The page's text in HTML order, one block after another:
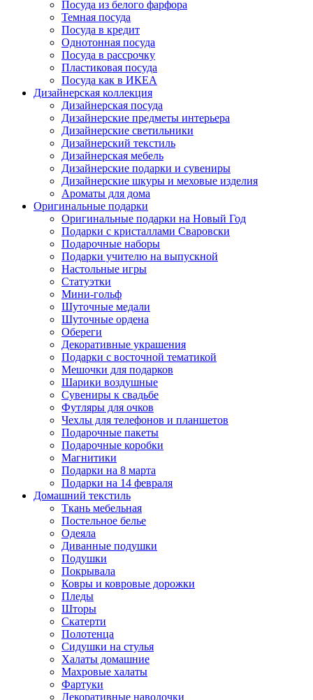
Посуда из белого фарфора
Темная посуда
Посуда в кредит
Однотонная посуда
Посуда в рассрочку
Пластиковая посуда
Посуда как в ИКЕА
Дизайнерская коллекция
Дизайнерская посуда
Дизайнерские предметы интерьера
Дизайнерские светильники
Дизайнерский текстиль
Дизайнерская мебель
Дизайнерские подарки и сувениры
Дизайнерские шкуры и меховые изделия
Ароматы для дома
Оригинальные подарки
Оригинальные подарки на Новый Год
Подарки с кристаллами Сваровски
Подарочные наборы
Подарки учителю на выпускной
Настольные игры
Статуэтки
Мини-гольф
Шуточные медали
Шуточные ордена
Обереги
Декоративные украшения
Подарки с восточной тематикой
Мешочки для подарков
Шарики воздушные
Сувениры к свадьбе
Футляры для очков
Чехлы для телефонов и планшетов
Подарочные пакеты
Подарочные коробки
Магнитики
Подарки на 8 марта
Подарки на 14 февраля
Домашний текстиль
Ткань мебельная
Постельное белье
Одеяла
Диванные подушки
Подушки
Покрывала
Ковры и ковровые дорожки
Пледы
Шторы
Скатерти
Полотенца
Сидушки на стулья
Халаты домашние
Махровые халаты
Фартуки
Декоративные наволочки